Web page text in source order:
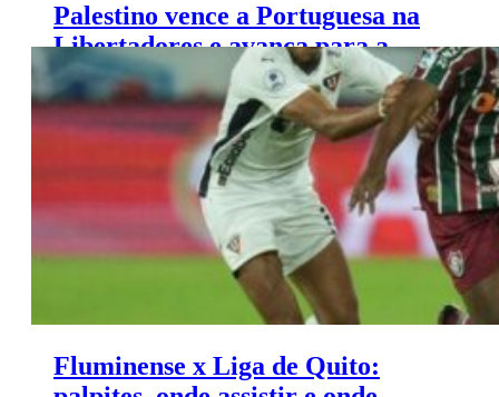
Palestino vence a Portuguesa na
Libertadores e avança para a
próxima fase
Fluminense x Liga de Quito: